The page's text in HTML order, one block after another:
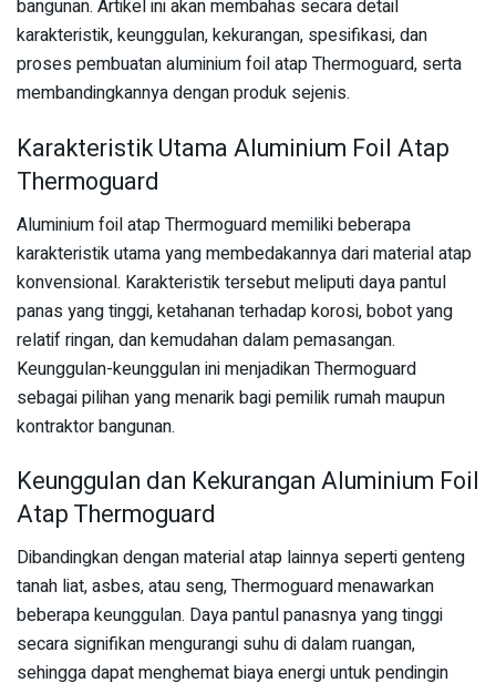
bangunan. Artikel ini akan membahas secara detail
karakteristik, keunggulan, kekurangan, spesifikasi, dan
proses pembuatan aluminium foil atap Thermoguard, serta
membandingkannya dengan produk sejenis.
Karakteristik Utama Aluminium Foil Atap
Thermoguard
Aluminium foil atap Thermoguard memiliki beberapa
karakteristik utama yang membedakannya dari material atap
konvensional. Karakteristik tersebut meliputi daya pantul
panas yang tinggi, ketahanan terhadap korosi, bobot yang
relatif ringan, dan kemudahan dalam pemasangan.
Keunggulan-keunggulan ini menjadikan Thermoguard
sebagai pilihan yang menarik bagi pemilik rumah maupun
kontraktor bangunan.
Keunggulan dan Kekurangan Aluminium Foil
Atap Thermoguard
Dibandingkan dengan material atap lainnya seperti genteng
tanah liat, asbes, atau seng, Thermoguard menawarkan
beberapa keunggulan. Daya pantul panasnya yang tinggi
secara signifikan mengurangi suhu di dalam ruangan,
sehingga dapat menghemat biaya energi untuk pendingin